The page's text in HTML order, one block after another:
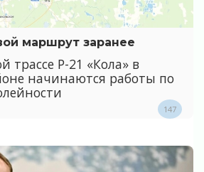
маршрут заранее
трассе Р-21 «Кола» в
начинаются работы по
147